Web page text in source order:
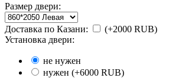
Размер двери:
Доставка по Казани: (+2000 RUB)
Установка двери:
не нужен
нужен (+6000 RUB)